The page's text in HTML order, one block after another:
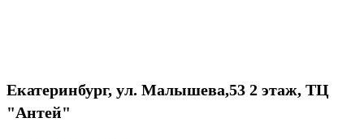
Екатеринбург, ул. Малышева,53 2 этаж, ТЦ
"Антей"